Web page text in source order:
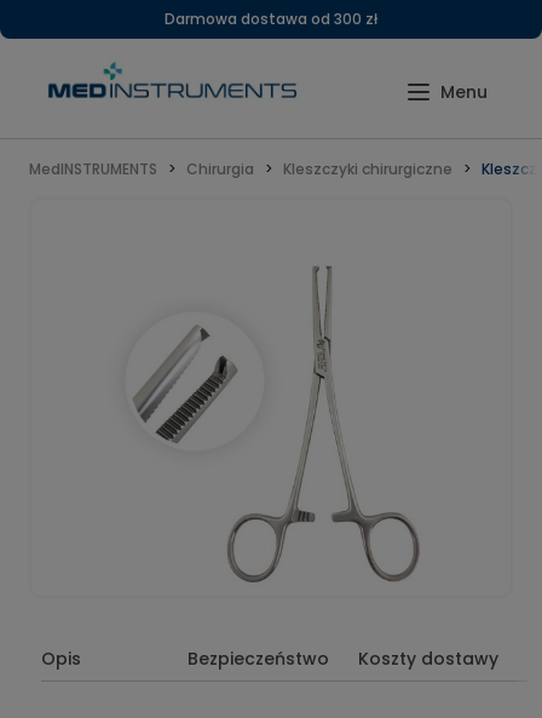
Darmowa dostawa od 300 zł
MedINSTRUMENTS Chirurgia Kleszczyki chirurgiczne
Opis Bezpieczeństwo Koszty dostawy